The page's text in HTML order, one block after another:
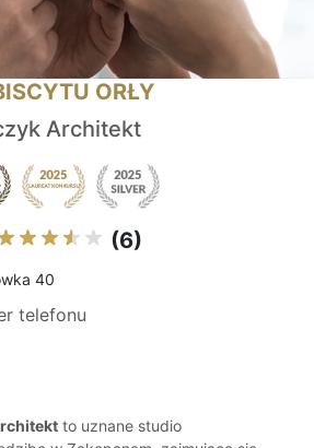
ORŁY
Architekt
(6)
40
telefonu
to uznane studio